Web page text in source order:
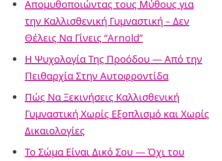
Απομυθοποιώντας τους Μύθους για
την Καλλισθενική Γυμναστική – Δεν
Θέλεις Να Γίνεις “Arnold”
Η Ψυχολογία Της Προόδου — Από την
Πειθαρχία Στην Αυτοφροντίδα
Πώς Να Ξεκινήσεις Καλλισθενική
Γυμναστική Χωρίς Εξοπλισμό και Χωρίς
Δικαιολογίες
Το Σώμα Είναι Δικό Σου — Όχι του